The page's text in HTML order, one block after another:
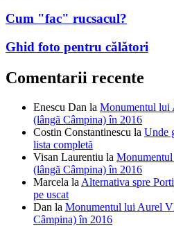
Cum "fac" rucsacul?
Ghid foto pentru călători
Comentarii recente
Enescu Dan la Monumentul lui
(lângă Câmpina) în 2016
Costin Constantinescu la Unde
lista completă
Visan Laurentiu la
(lângă Câmpina) în 2016
Marcela la Alternativa spre
pe uscat
Dan la Monumentul lui Aurel
Câmpina) în 2016